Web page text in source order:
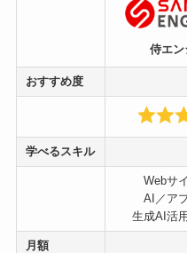
侍エン
おすすめ度
学べるスキル
Webサ
AI／ア
生成AI活
月額